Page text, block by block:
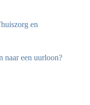
en
naar een uurloon?